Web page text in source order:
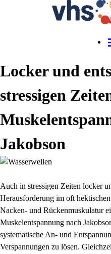
Locker und
stressigen
Jakobson
Auch in stressigen Zeiten locker
Herausforderung im oft
Nacken- und Rückenmuskulatur
Muskelentspannung nach
systematische An- und
Verspannungen zu lösen.